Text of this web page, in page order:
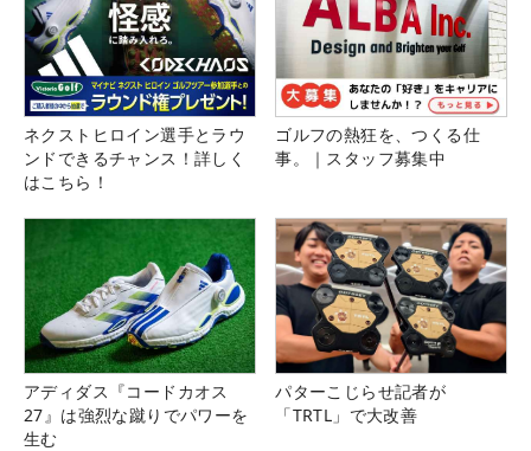
ネクストヒロイン選手とラウ
ンドできるチャンス！詳しく
はこちら！
ゴルフの熱狂を、つくる仕
事。｜スタッフ募集中
アディダス『コードカオス
27』は強烈な蹴りでパワーを
生む
パターこじらせ記者が
「TRTL」で大改善